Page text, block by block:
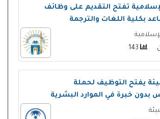
تفتح التقديم على وظائف
بكلية اللغات والترجمة
يفتح التوظيف لحملة
بدون خبرة في الموارد البشرية